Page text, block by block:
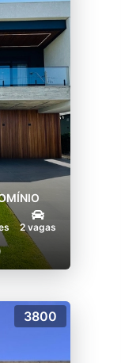
2 vagas
3800